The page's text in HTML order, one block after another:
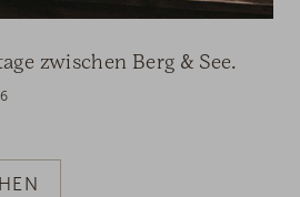
zwischen Berg & See.